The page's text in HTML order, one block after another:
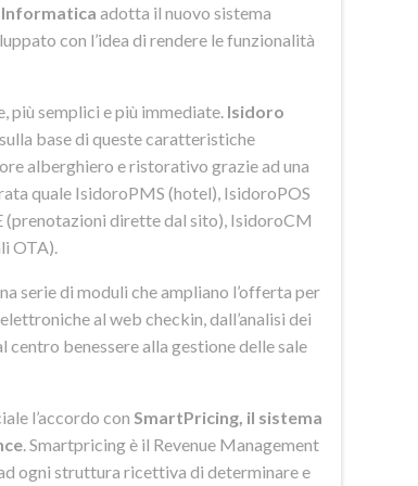
Informatica adotta il nuovo sistema
con l’idea di rendere le funzionalità
più semplici e più immediate. Isidoro
base di queste caratteristiche
alberghiero e ristorativo grazie ad una
quale IsidoroPMS (hotel), IsidoroPOS
(prenotazioni dirette dal sito), IsidoroCM
OTA).
serie di moduli che ampliano l’offerta per
al web checkin, dall’analisi dei
centro benessere alla gestione delle sale
l’accordo con SmartPricing, il sistema
. Smartpricing è il Revenue Management
ogni struttura ricettiva di determinare e